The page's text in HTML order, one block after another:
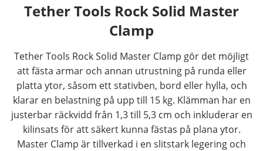
Tether Tools Rock Solid Master
Clamp
Tether Tools Rock Solid Master Clamp gör det möjligt
att fästa armar och annan utrustning på runda eller
platta ytor, såsom ett stativben, bord eller hylla, och
klarar en belastning på upp till 15 kg. Klämman har en
justerbar räckvidd från 1,3 till 5,3 cm och inkluderar en
kilinsats för att säkert kunna fästas på plana ytor.
Master Clamp är tillverkad i en slitstark legering och